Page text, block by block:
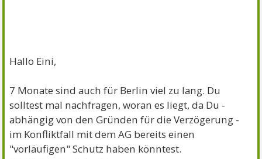
Hallo Eini,
7 Monate sind auch für Berlin viel zu lang. Du
solltest mal nachfragen, woran es liegt, da Du -
abhängig von den Gründen für die Verzögerung -
im Konfliktfall mit dem AG bereits einen
"vorläufigen" Schutz haben könntest.